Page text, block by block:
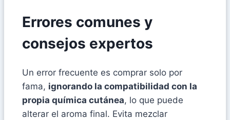
Errores comunes y
consejos expertos
Un error frecuente es comprar solo por
fama, ignorando la compatibilidad con la
propia química cutánea, lo que puede
alterar el aroma final. Evita mezclar